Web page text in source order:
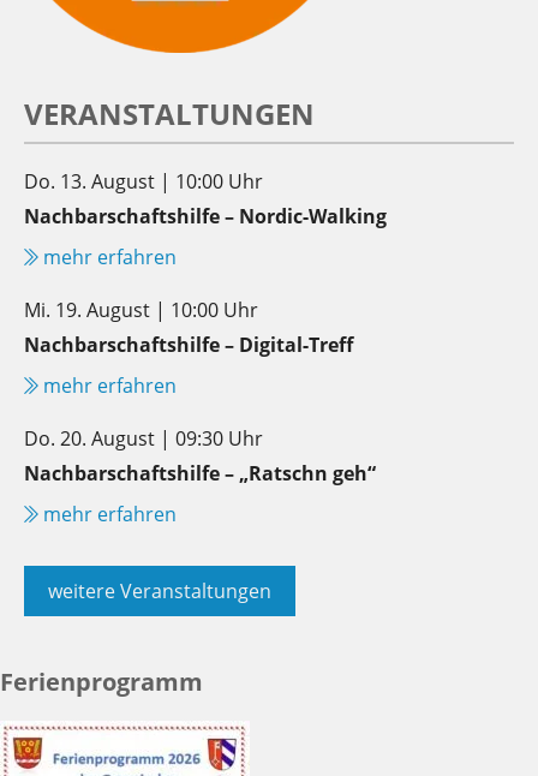
VERANSTALTUNGEN
Do. 13. August | 10:00 Uhr
Nachbarschaftshilfe – Nordic-Walking
mehr erfahren
Mi. 19. August | 10:00 Uhr
Nachbarschaftshilfe – Digital-Treff
mehr erfahren
Do. 20. August | 09:30 Uhr
Nachbarschaftshilfe – „Ratschn geh“
mehr erfahren
weitere Veranstaltungen
Ferienprogramm